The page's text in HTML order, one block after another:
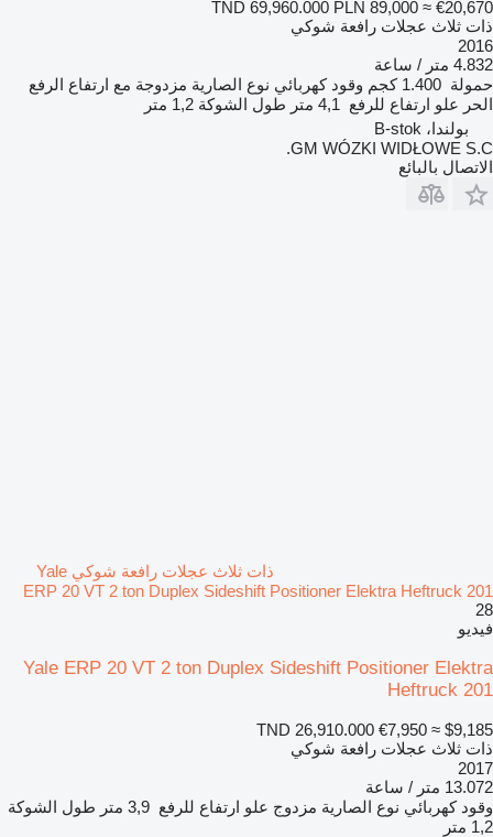
TND 69,960.000 PLN 89,000 ≈ €20,670
ذات ثلاث عجلات رافعة شوكي
2016
4.832 متر / ساعة
حمولة 1.400 كجم وقود كهربائي نوع الصارية مزدوجة مع ارتفاع الرفع
الحر علو ارتفاع للرفع 4,1 متر طول الشوكة 1,2 متر
بولندا، B-stok
GM WÓZKI WIDŁOWE S.C.
الاتصال بالبائع
ذات ثلاث عجلات رافعة شوكي Yale
ERP 20 VT 2 ton Duplex Sideshift Positioner Elektra Heftruck 201
28
فيديو
Yale ERP 20 VT 2 ton Duplex Sideshift Positioner Elektra
Heftruck 201
TND 26,910.000 €7,950 ≈ $9,185
ذات ثلاث عجلات رافعة شوكي
2017
13.072 متر / ساعة
وقود كهربائي نوع الصارية مزدوج علو ارتفاع للرفع 3,9 متر
طول الشوكة
1,2 متر